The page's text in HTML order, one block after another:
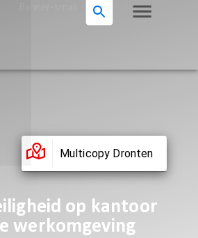
Multicopy Dronten
op kantoor
werkomgeving